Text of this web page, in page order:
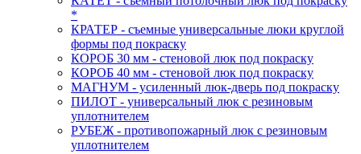
*
КРАТЕР - съемные универсальные люки круглой
формы под покраску
КОРОБ 30 мм - стеновой люк под покраску
КОРОБ 40 мм - стеновой люк под покраску
МАГНУМ - усиленный люк-дверь под покраску
ПИЛОТ - универсальный люк с резиновым
уплотнителем
РУБЕЖ - противопожарный люк с резиновым
уплотнителем